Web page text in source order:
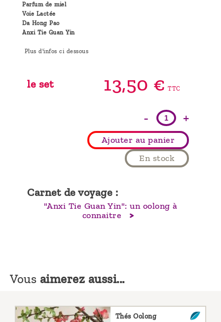
Parfum de miel
Voie Lactée
Da Hong Pao
Anxi Tie Guan Yin
Plus d'infos ci dessous
le set 13,50 € TTC
- +
Ajouter au panier
En stock
Carnet de voyage :
"Anxi Tie Guan Yin": un oolong à
connaitre
Vous aimerez aussi...
Thés Oolong